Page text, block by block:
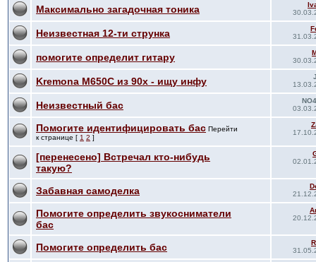
Максимально загадочная тоника
Неизвестная 12-ти струнка
помогите определит гитару
Kremona M650C из 90х - ищу инфу
Неизвестный бас
Помогите идентифицировать бас Перейти
к странице [ 1 2 ]
[перенесено] Встречал кто-нибудь
такую?
Забавная самоделка
Помогите определить звукосниматели
бас
Помогите определить бас